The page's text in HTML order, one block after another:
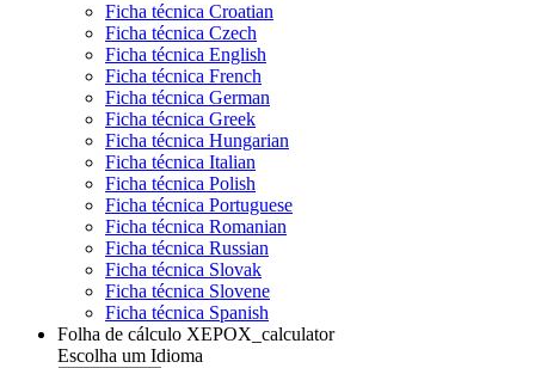
Ficha técnica Croatian
Ficha técnica Czech
Ficha técnica English
Ficha técnica French
Ficha técnica German
Ficha técnica Greek
Ficha técnica Hungarian
Ficha técnica Italian
Ficha técnica Polish
Ficha técnica Portuguese
Ficha técnica Romanian
Ficha técnica Russian
Ficha técnica Slovak
Ficha técnica Slovene
Ficha técnica Spanish
Folha de cálculo XEPOX_calculator
Escolha um Idioma